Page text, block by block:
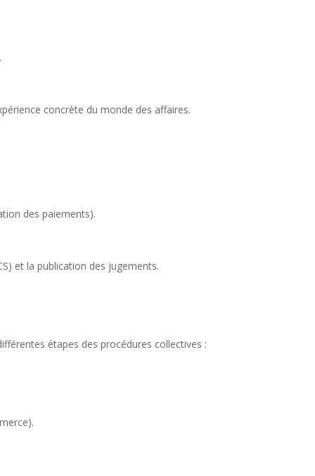
concrète du monde des affaires.
des paiements).
et la publication des jugements.
étapes des procédures collectives :